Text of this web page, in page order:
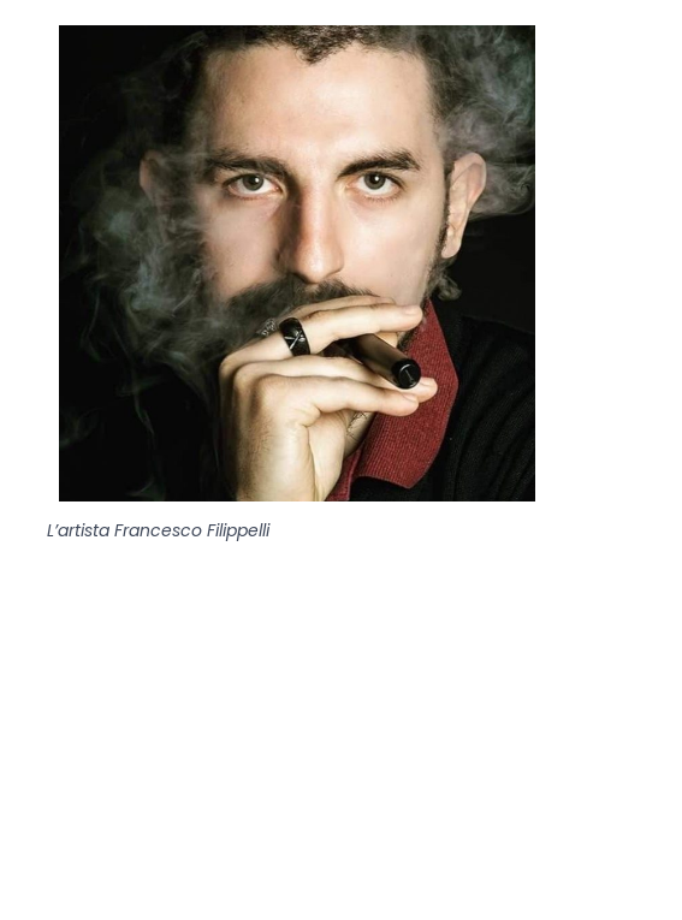
L’artista Francesco Filippelli